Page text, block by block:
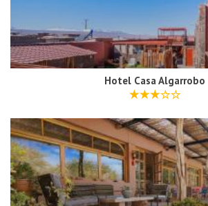
Hotel Casa Algarrobo